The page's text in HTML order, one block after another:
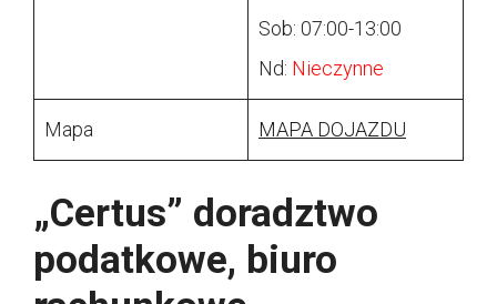
Sob: 07:00-13:00
Nd: Nieczynne
Mapa MAPA DOJAZDU
„Certus” doradztwo
podatkowe, biuro